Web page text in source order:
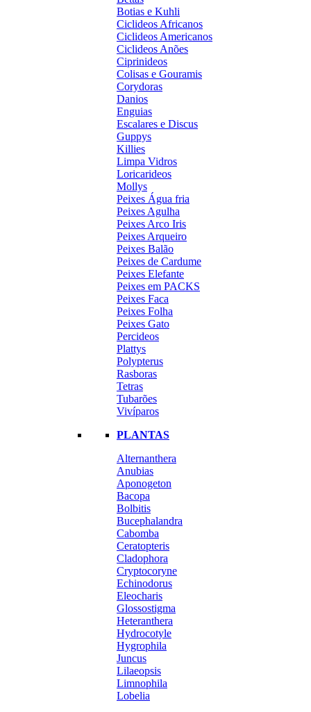
Botias e Kuhli
Ciclideos Africanos
Ciclideos Americanos
Ciclideos Anões
Ciprinideos
Colisas e Gouramis
Corydoras
Danios
Enguias
Escalares e Discus
Guppys
Killies
Limpa Vidros
Loricarideos
Mollys
Peixes Água fria
Peixes Agulha
Peixes Arco Iris
Peixes Arqueiro
Peixes Balão
Peixes de Cardume
Peixes Elefante
Peixes em PACKS
Peixes Faca
Peixes Folha
Peixes Gato
Percideos
Plattys
Polypterus
Rasboras
Tetras
Tubarões
Vivíparos
PLANTAS
Alternanthera
Anubias
Aponogeton
Bacopa
Bolbitis
Bucephalandra
Cabomba
Ceratopteris
Cladophora
Cryptocoryne
Echinodorus
Eleocharis
Glossostigma
Heteranthera
Hydrocotyle
Hygrophila
Juncus
Lilaeopsis
Limnophila
Lobelia